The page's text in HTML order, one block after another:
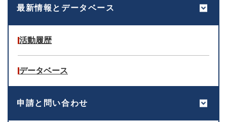
最新情報とデータベース
活動履歴
データベース
申請と問い合わせ